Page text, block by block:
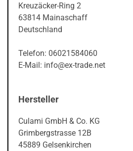
Kreuzäcker-Ring 2
63814 Mainaschaff
Deutschland
Telefon: 06021584060
E-Mail: info@ex-trade.net
Hersteller
Culami GmbH & Co. KG
Grimbergstrasse 12B
45889 Gelsenkirchen